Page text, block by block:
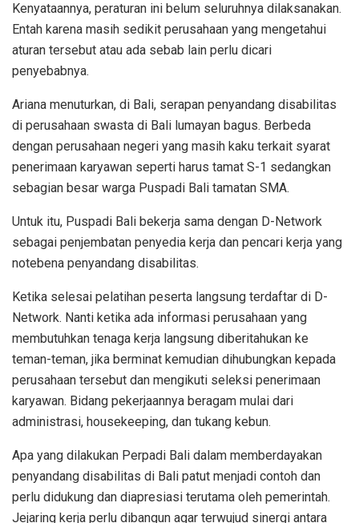
Kenyataannya, peraturan ini belum seluruhnya dilaksanakan.
Entah karena masih sedikit perusahaan yang mengetahui
aturan tersebut atau ada sebab lain perlu dicari
penyebabnya.
Ariana menuturkan, di Bali, serapan penyandang disabilitas
di perusahaan swasta di Bali lumayan bagus. Berbeda
dengan perusahaan negeri yang masih kaku terkait syarat
penerimaan karyawan seperti harus tamat S-1 sedangkan
sebagian besar warga Puspadi Bali tamatan SMA.
Untuk itu, Puspadi Bali bekerja sama dengan D-Network
sebagai penjembatan penyedia kerja dan pencari kerja yang
notebena penyandang disabilitas.
Ketika selesai pelatihan peserta langsung terdaftar di D-
Network. Nanti ketika ada informasi perusahaan yang
membutuhkan tenaga kerja langsung diberitahukan ke
teman-teman, jika berminat kemudian dihubungkan kepada
perusahaan tersebut dan mengikuti seleksi penerimaan
karyawan. Bidang pekerjaannya beragam mulai dari
administrasi, housekeeping, dan tukang kebun.
Apa yang dilakukan Perpadi Bali dalam memberdayakan
penyandang disabilitas di Bali patut menjadi contoh dan
perlu didukung dan diapresiasi terutama oleh pemerintah.
Jejaring kerja perlu dibangun agar terwujud sinergi antara